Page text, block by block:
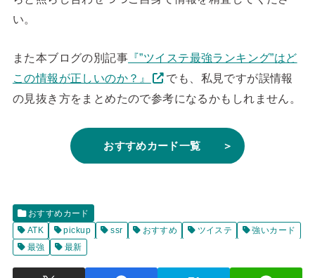
い。
また本ブログの別記事 『”ツイステ最強ランキング”はど
この情報が正しいのか？』
でも、私見ですが誤情報
の見抜き方をまとめたので参考になるかもしれません。
おすすめカード一覧 ＞
おすすめカード
ATK
pickup ssr おすすめ ツイステ
強いカード
最強
最新